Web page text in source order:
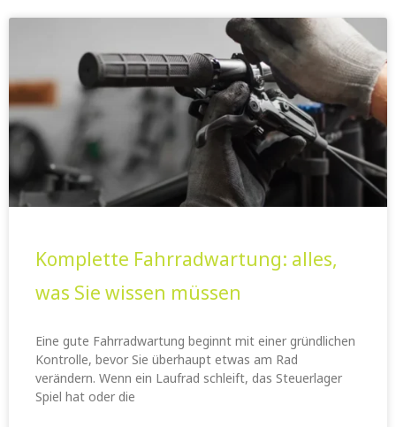
Komplette Fahrradwartung: alles,
was Sie wissen müssen
Eine gute Fahrradwartung beginnt mit einer gründlichen
Kontrolle, bevor Sie überhaupt etwas am Rad
verändern. Wenn ein Laufrad schleift, das Steuerlager
Spiel hat oder die